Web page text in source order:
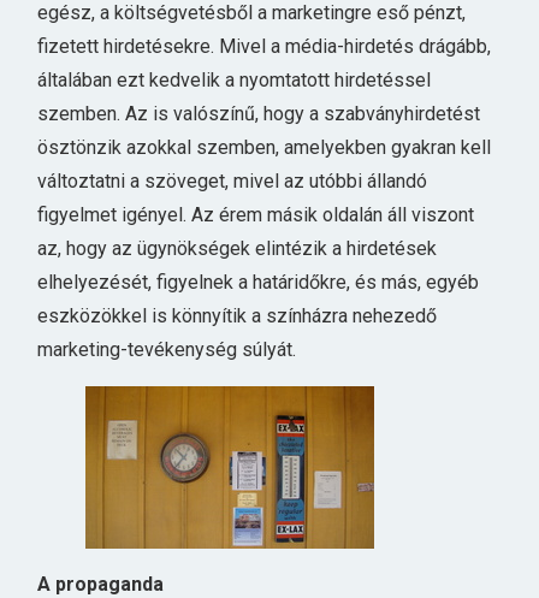
egész, a költségvetésből a marketingre eső pénzt,
fizetett hirdetésekre. Mivel a média-hirdetés drágább,
általában ezt kedvelik a nyomtatott hirdetéssel
szemben. Az is valószínű, hogy a szabványhirdetést
ösztönzik azokkal szemben, amelyekben gyakran kell
változtatni a szöveget, mivel az utóbbi állandó
figyelmet igényel. Az érem másik oldalán áll viszont
az, hogy az ügynökségek elintézik a hirdetések
elhelyezését, figyelnek a határidőkre, és más, egyéb
eszközökkel is könnyítik a színházra nehezedő
marketing-tevékenység súlyát.
A propaganda